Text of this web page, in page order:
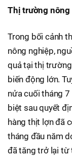
Thị trường
Trong bối cảnh
nông nghiệp,
quả tại thị
biến động lớn.
nửa cuối tháng
biệt sau quyết
hàng thịt lợn đã
tháng đầu năm
đã tăng trở lại từ